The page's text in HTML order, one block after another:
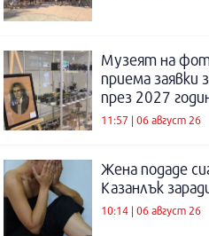
Музеят на
приема заявки
през 2027
11:57 | 06 август 26
Жена подаде
Казанлък
10:14 | 06 август 26